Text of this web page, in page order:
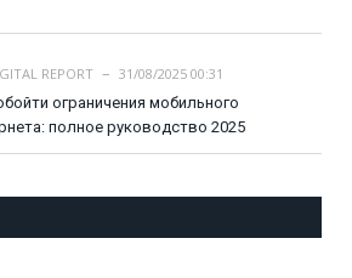
REPORT
31/08/2025 00:31
ограничения мобильного
полное руководство 2025